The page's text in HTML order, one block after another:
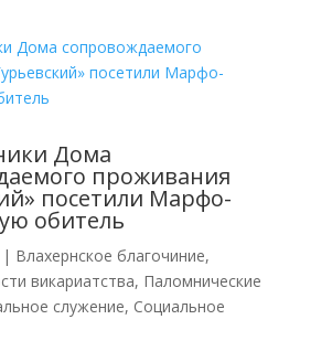
Дома
проживания
посетили Марфо-
обитель
| Влахернское благочиние,
викариатства, Паломнические
служение, Социальное